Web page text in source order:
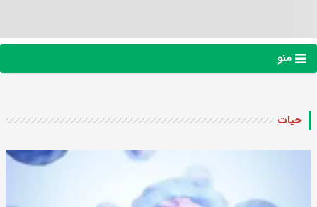
منو
حیات